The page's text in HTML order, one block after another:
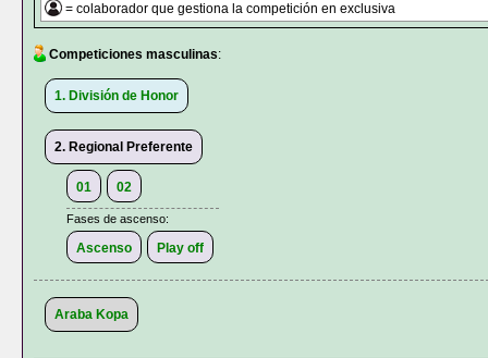
= colaborador que gestiona la competición en exclusiva
Competiciones masculinas:
1. División de Honor
2. Regional Preferente
01 02
Fases de ascenso:
Ascenso Play off
Araba Kopa